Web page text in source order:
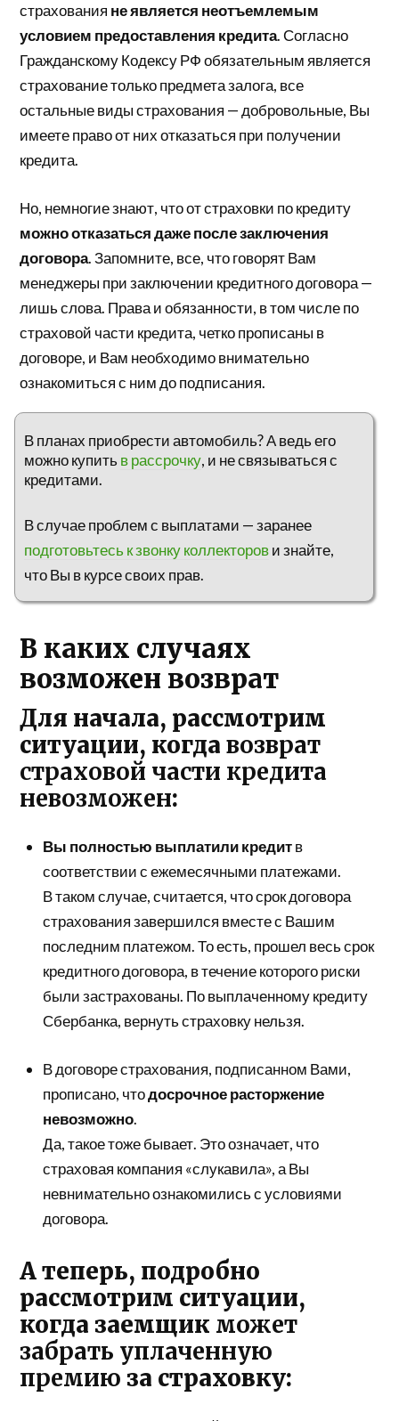
страхования не является неотъемлемым
условием предоставления кредита. Согласно
Гражданскому Кодексу РФ обязательным является
страхование только предмета залога, все
остальные виды страхования — добровольные, Вы
имеете право от них отказаться при получении
кредита.
Но, немногие знают, что от страховки по кредиту
можно отказаться даже после заключения
договора. Запомните, все, что говорят Вам
менеджеры при заключении кредитного договора —
лишь слова. Права и обязанности, в том числе по
страховой части кредита, четко прописаны в
договоре, и Вам необходимо внимательно
ознакомиться с ним до подписания.
В планах приобрести автомобиль? А ведь его
можно купить в рассрочку, и не связываться с
кредитами.
В случае проблем с выплатами — заранее
подготовьтесь к звонку коллекторови знайте,
что Вы в курсе своих прав.
В каких случаях
возможен возврат
Для начала, рассмотрим
ситуации, когдавозврат
страховой части кредита
невозможен:
Вы полностью выплатили кредитв
соответствии с ежемесячными платежами.
В таком случае, считается, что срок договора
страхования завершился вместе с Вашим
последним платежом. То есть, прошел весь срок
кредитного договора, в течение которого риски
были застрахованы. По выплаченному кредиту
Сбербанка, вернуть страховку нельзя.
В договоре страхования, подписанном Вами,
прописано, чтодосрочное расторжение
невозможно.
Да, такое тоже бывает. Это означает, что
страховая компания «слукавила», а Вы
невнимательно ознакомились с условиями
договора.
А теперь, подробно
рассмотрим ситуации,
когда заемщик может
забрать уплаченную
премию за страховку: